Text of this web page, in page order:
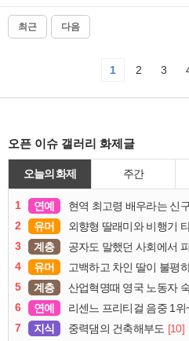
최근 다음
1 2 3
오픈 이슈 갤러리 화제글
오늘의 화제 주간
1 연예 현역 최고령 배우라는 신
2
유머 외향형 딸래미와 비행기
3
계층 공자도 말했던 사회에서
4
유머 고백하고 차인 딸이 불평
5
계층 산업혁명때 영국 노동자
6
연예 리센느 프리티걸 음중 1위
7
지식 중력댐의 건축해부도 [10]